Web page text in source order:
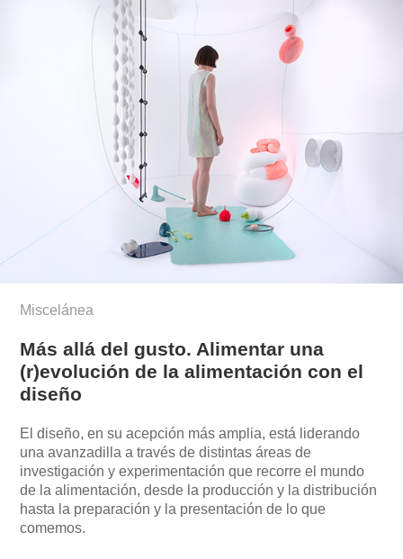
Miscelánea
Más allá del gusto. Alimentar una
(r)evolución de la alimentación con el
diseño
El diseño, en su acepción más amplia, está liderando
una avanzadilla a través de distintas áreas de
investigación y experimentación que recorre el mundo
de la alimentación, desde la producción y la distribución
hasta la preparación y la presentación de lo que
comemos.